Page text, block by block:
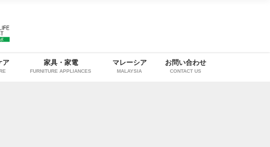
ア 家具・家電
FURNITURE APPLIANCES
マレーシア
MALAYSIA
お問い合わせ
CONTACT US